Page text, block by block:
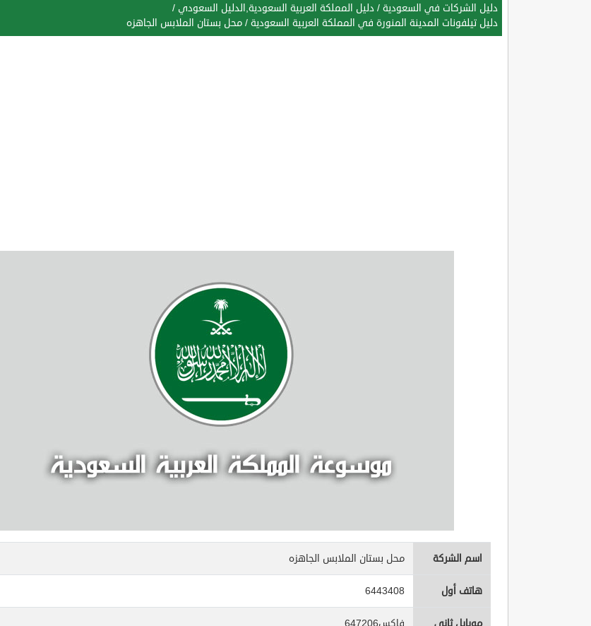
دليل الشركات في السعودية / دليل المملكة العربية السعودية,الدليل السعودي /
دليل تيلفونات المدينة المنورة في المملكة العربية السعودية / محل بستان الملابس الجاهزه
اسم الشركة محل بستان الملابس الجاهزه
هاتف أول 6443408